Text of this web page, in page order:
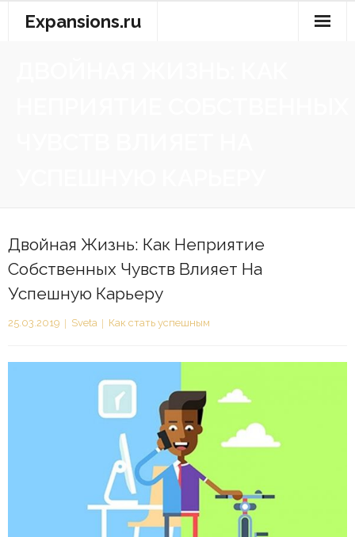
Expansions.ru
Двойная Жизнь: Как Неприятие
Собственных Чувств Влияет На
Успешную Карьеру
25.03.2019 Sveta Как стать успешным